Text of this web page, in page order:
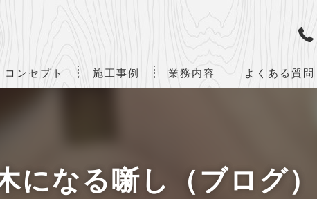
コンセプト 施工事例 業務内容 よくある質問
になる噺し（ブログ）